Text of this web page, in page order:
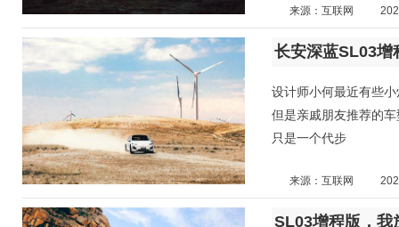
来源：互联网
长安深蓝SL03增
设计师小何最近有些
但是亲戚朋友推荐的
只是一个代步
来源：互联网
SL03增程版，我